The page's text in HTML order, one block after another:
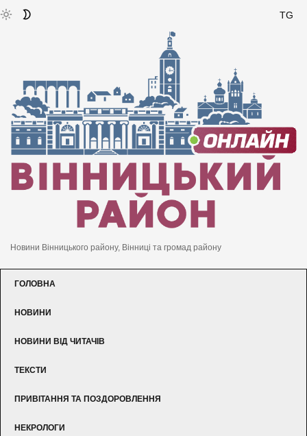
TG
Новини Вінницького району, Вінниці та громад району
ГОЛОВНА
НОВИНИ
НОВИНИ ВІД ЧИТАЧІВ
ТЕКСТИ
ПРИВІТАННЯ ТА ПОЗДОРОВЛЕННЯ
НЕКРОЛОГИ